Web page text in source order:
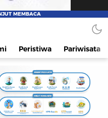
Terpercaya
Peristiwa Pariwisata